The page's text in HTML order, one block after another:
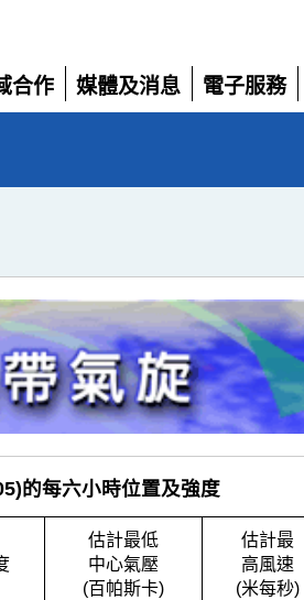
合作
媒體及消息
展
電子服務
展
的每六小時位置及強度
估計最低
中心氣壓
(百帕斯卡)
估計最
高風速
(米每秒)